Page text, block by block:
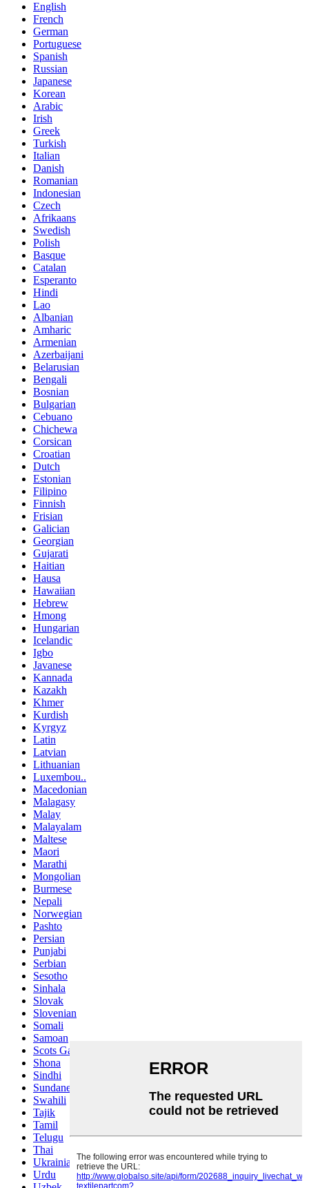
English
French
German
Portuguese
Spanish
Russian
Japanese
Korean
Arabic
Irish
Greek
Turkish
Italian
Danish
Romanian
Indonesian
Czech
Afrikaans
Swedish
Polish
Basque
Catalan
Esperanto
Hindi
Lao
Albanian
Amharic
Armenian
Azerbaijani
Belarusian
Bengali
Bosnian
Bulgarian
Cebuano
Chichewa
Corsican
Croatian
Dutch
Estonian
Filipino
Finnish
Frisian
Galician
Georgian
Gujarati
Haitian
Hausa
Hawaiian
Hebrew
Hmong
Hungarian
Icelandic
Igbo
Javanese
Kannada
Kazakh
Khmer
Kurdish
Kyrgyz
Latin
Latvian
Lithuanian
Luxembou..
Macedonian
Malagasy
Malay
Malayalam
Maltese
Maori
Marathi
Mongolian
Burmese
Nepali
Norwegian
Pashto
Persian
Punjabi
Serbian
Sesotho
Sinhala
Slovak
Slovenian
Somali
Samoan
Scots Gaelic
Shona
Sindhi
Sundanese
Swahili
Tajik
Tamil
Telugu
Thai
Ukrainian
Urdu